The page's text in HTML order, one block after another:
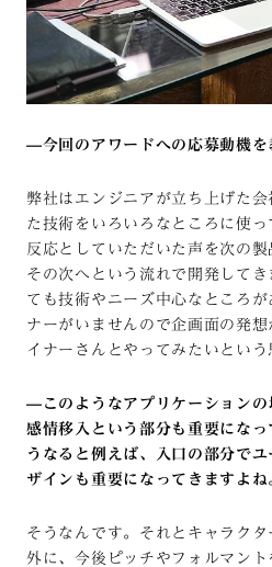
—今回のアワードへの応募動機を
弊社はエンジニアが立ち上げた
た技術をいろいろなところに使
反応としていただいた声を次の
その次へという流れで開発して
ても技術やニーズ中心なところ
ナーがいませんので企画面の発
イナーさんとやってみたいという
— このようなアプリケーション
感情移入という部分も重要にな
うなると例えば、入口の部分で
ザインも重要になってきますよね
そうなんです。それとキャラク
外に、今後ピッチやフォルマン